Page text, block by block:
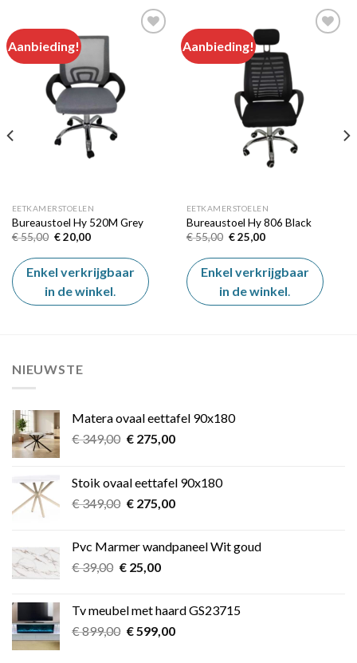
Aanbieding!
EETKAMERSTOELEN
Bureaustoel Hy 520M Grey
€55,00 Oorspronkelijke
was:
€ 55,00.
€20,00Huidige
is:
€ 20,00.
Enkel verkrijgbaar
in de winkel.
Aanbieding!
EETKAMERSTOELEN
Bureaustoel Hy 806 Black
€55,00 Oorspronkelijke
was:
€ 55,00.
€25,00Huidige
is:
€ 25,00.
Enkel verkrijgbaar
in de winkel.
NIEUWSTE
Matera ovaal eettafel 90x180
€349,00 Oorspronkelijke
€ 349,00.
€275,00Huidige
€ 275,00.
Stoik ovaal eettafel 90x180
€349,00 Oorspronkelijke
€ 349,00.
€275,00Huidige
€ 275,00.
Pvc Marmer wandpaneel Wit goud
€39,00 Oorspronkelijke
€ 39,00.
€25,00Huidige
€ 25,00.
Tv meubel met haard GS23715
€899,00 Oorspronkelijke
€599,00Huidige